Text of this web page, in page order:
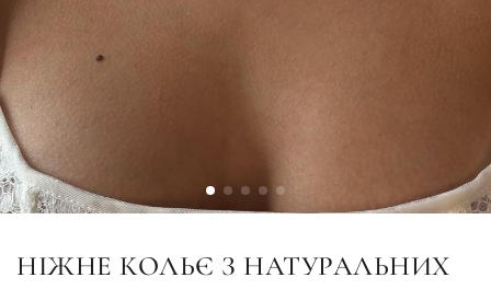
НІЖНЕ КОЛЬЄ З НАТУРАЛЬНИХ